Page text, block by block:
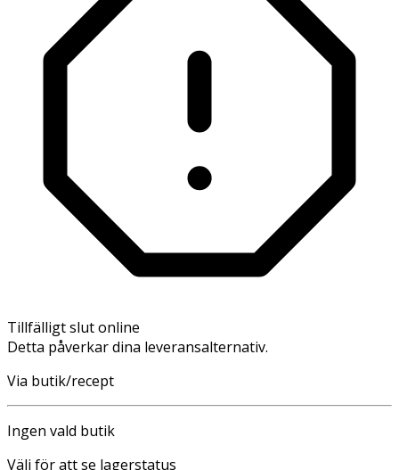
Tillfälligt slut online
Detta påverkar dina leveransalternativ.
Via butik/recept
Ingen vald butik
Välj för att se lagerstatus